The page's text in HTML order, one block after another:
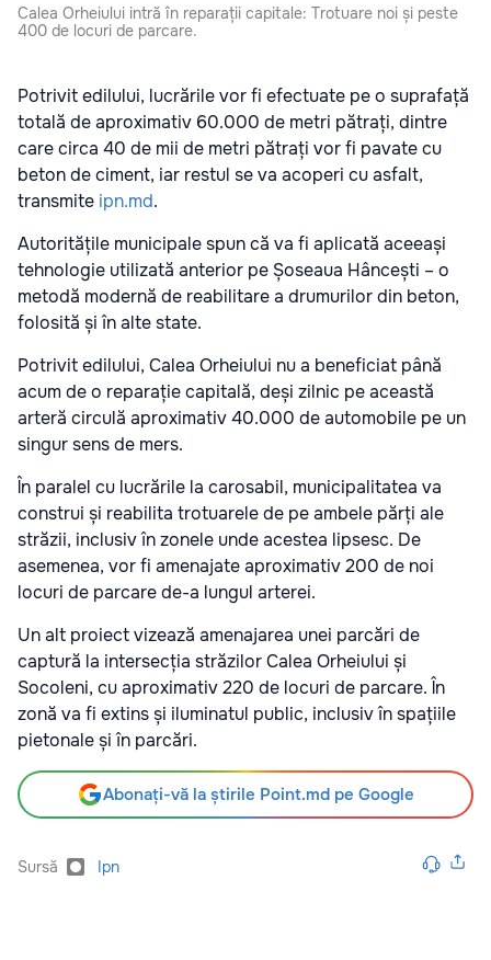
Calea Orheiului intră în reparații capitale: Trotuare noi și peste
400 de locuri de parcare.
Potrivit edilului, lucrările vor fi efectuate pe o suprafață
totală de aproximativ 60.000 de metri pătrați, dintre
care circa 40 de mii de metri pătrați vor fi pavate cu
beton de ciment, iar restul se va acoperi cu asfalt,
transmite ipn.md.
Autoritățile municipale spun că va fi aplicată aceeași
tehnologie utilizată anterior pe Șoseaua Hâncești – o
metodă modernă de reabilitare a drumurilor din beton,
folosită și în alte state.
Potrivit edilului, Calea Orheiului nu a beneficiat până
acum de o reparație capitală, deși zilnic pe această
arteră circulă aproximativ 40.000 de automobile pe un
singur sens de mers.
În paralel cu lucrările la carosabil, municipalitatea va
construi și reabilita trotuarele de pe ambele părți ale
străzii, inclusiv în zonele unde acestea lipsesc. De
asemenea, vor fi amenajate aproximativ 200 de noi
locuri de parcare de-a lungul arterei.
Un alt proiect vizează amenajarea unei parcări de
captură la intersecția străzilor Calea Orheiului și
Socoleni, cu aproximativ 220 de locuri de parcare. În
zonă va fi extins și iluminatul public, inclusiv în spațiile
pietonale și în parcări.
Abonați-vă la știrile Point.md pe Google
Sursă Ipn